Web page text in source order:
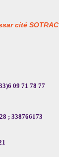
cité SOTRAC
09 71 78 77
; 338766173